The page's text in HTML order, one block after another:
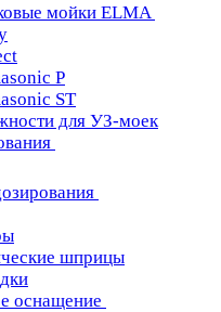
мойки ELMA
P
ST
для УЗ-моек
шприцы
оснащение